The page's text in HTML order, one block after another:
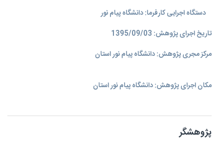
دستگاه اجرایی کارفرما: دانشگاه پیام نور
تاریخ اجرای پژوهش: 1395/09/03
مرکز مجری پژوهش: دانشگاه پیام نور استان
مکان اجرای پژوهش: دانشگاه پیام نور استان
پژوهشگر